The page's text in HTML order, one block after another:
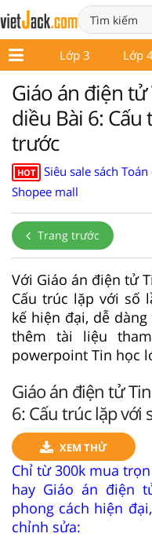
2 Lớp 3 Lớp
Giáo án điện
diều Bài 6:
trước
HOT
Siêu sale sách
Shopee mall
Trang trước
Với Giáo án điện tử
Cấu trúc lặp với số
kế hiện đại, dễ
thêm tài liệu
powerpoint Tin học
Giáo án điện tử
6: Cấu trúc lặp với
XEM THỬ
Chỉ từ 300k mua
hay Giáo án điện
phong cách hiện
chỉnh sửa: